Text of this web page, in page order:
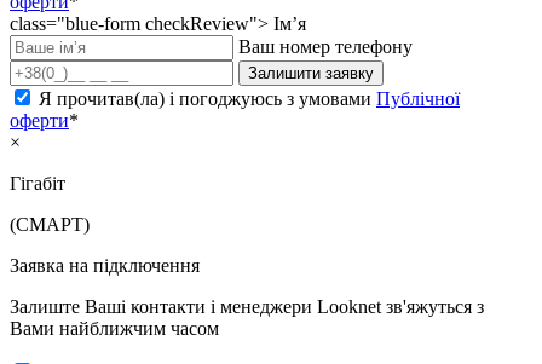
class="blue-form checkReview"> Ім’я
Ваш номер телефону
Залишити заявку
Я прочитав(ла) і погоджуюсь з умовами Публічної
оферти*
×
Гігабіт
(СМАРТ)
Заявка на підключення
Залиште Ваші контакти і менеджери Looknet зв'яжуться з
Вами найближчим часом